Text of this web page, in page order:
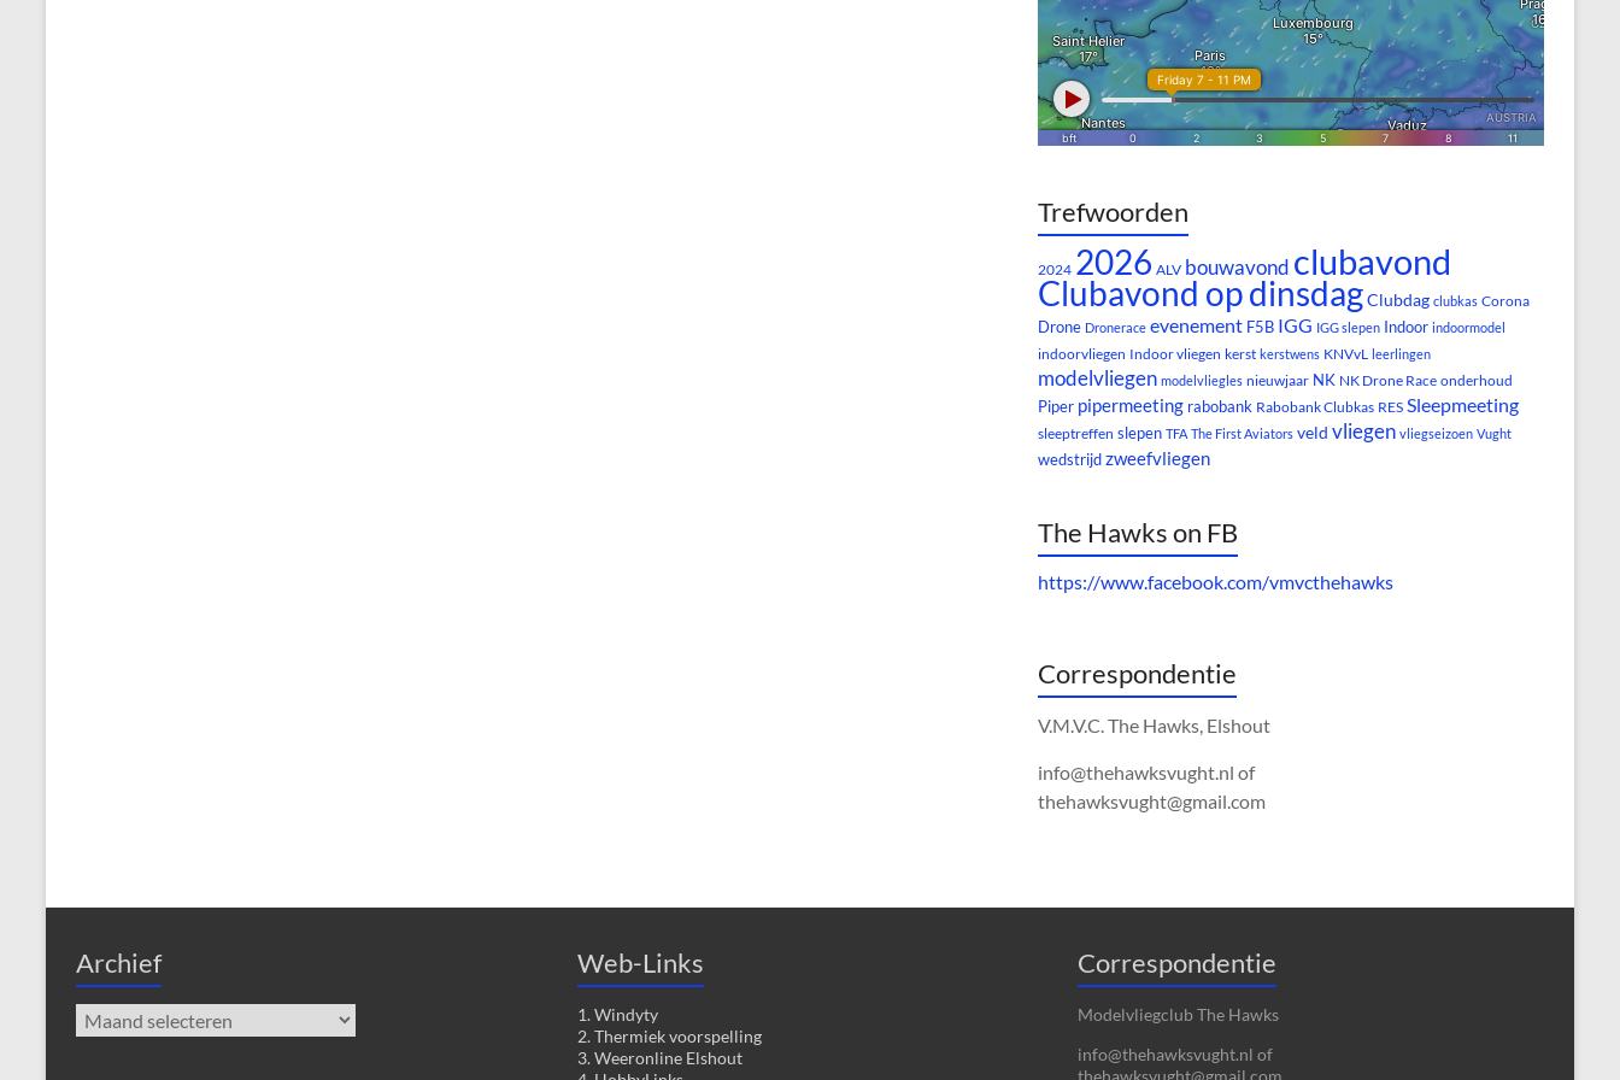
Trefwoorden
2024 2026 ALV bouwavond clubavond
Clubavond op dinsdagClubdag clubkas Corona
Drone Dronerace evenement F5B IGG IGG slepen Indoor indoormodel
indoorvliegen Indoor vliegen kerst kerstwens KNVvL leerlingen
modelvliegen modelvliegles nieuwjaar NK NK Drone Race onderhoud
Piper pipermeeting rabobank Rabobank Clubkas RES Sleepmeeting
sleeptreffen slepen TFA The First Aviators veld vliegen vliegseizoen Vught
wedstrijdzweefvliegen
The Hawks on FB
https://www.facebook.com/vmvcthehawks
Correspondentie
V.M.V.C. The Hawks, Elshout
info@thehawksvught.nl of
thehawksvught@gmail.com
Archief
Archief
Web-Links
1. Windyty
2. Thermiek voorspelling
3. Weeronline Elshout
Correspondentie
Modelvliegclub The Hawks
info@thehawksvught.nl of
thehawksvught@gmail.com